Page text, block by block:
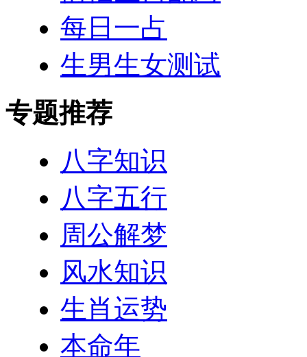
每日一占
生男生女测试
专题推荐
八字知识
八字五行
周公解梦
风水知识
生肖运势
本命年